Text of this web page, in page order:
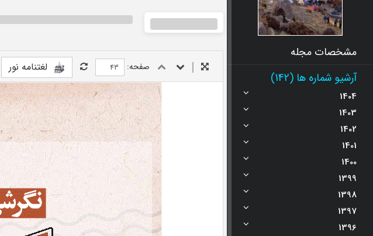
مشخصات مجله
آرشیو شماره ها (142)
1404
1403
1402
1401
1400
1399
1398
1397
1396
صفحه: لغتنامه نور